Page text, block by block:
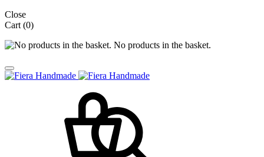
Close
Cart (0)
No products in the basket.